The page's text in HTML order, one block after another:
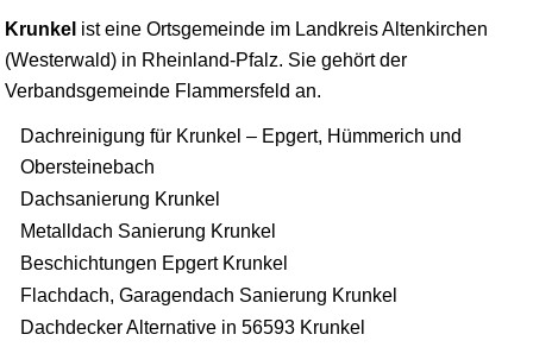
Krunkel ist eine Ortsgemeinde im Landkreis Altenkirchen
(Westerwald) in Rheinland-Pfalz. Sie gehört der
Verbandsgemeinde Flammersfeld an.
Dachreinigung für Krunkel – Epgert, Hümmerich und
Obersteinebach
Dachsanierung Krunkel
Metalldach Sanierung Krunkel
Beschichtungen Epgert Krunkel
Flachdach, Garagendach Sanierung Krunkel
Dachdecker Alternative in 56593 Krunkel